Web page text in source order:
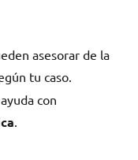
asesorar dе la
tu caso.
сοn